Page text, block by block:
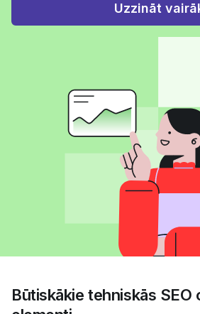
Uzzināt
Būtiskākie tehniskās SEO